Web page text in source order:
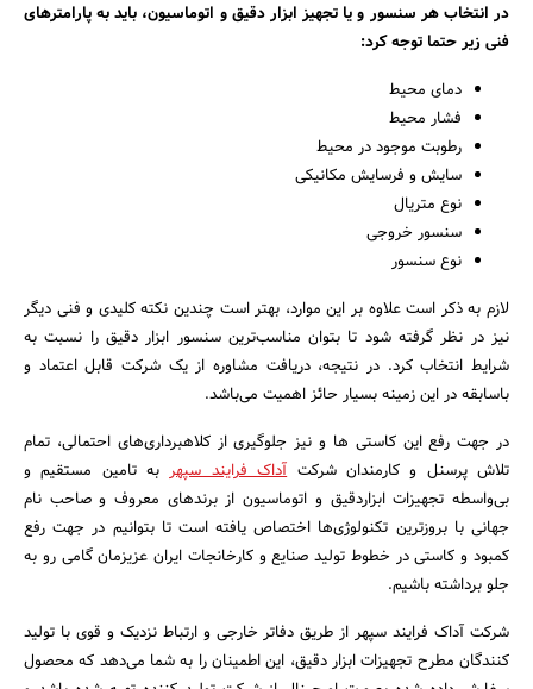
در انتخاب هر سنسور و یا تجهیز ابزار دقیق و اتوماسیون، باید به پارامترهای
فنی زیر حتما توجه کرد:
دمای محیط
فشار محیط
رطوبت موجود در محیط
سایش و فرسایش مکانیکی
نوع متریال
سنسور خروجی
نوع سنسور
لازم به ذکر است علاوه بر این موارد، بهتر است چندین نکته کلیدی و فنی دیگر
نیز در نظر گرفته شود تا بتوان مناسب‌ترین سنسور ابزار دقیق را نسبت به
شرایط انتخاب کرد. در نتیجه، دریافت مشاوره از یک شرکت قابل اعتماد و
باسابقه در این زمینه بسیار حائز اهمیت می‌باشد.
در جهت رفع این کاستی ها و نیز جلوگیری از کلاهبرداری‌های احتمالی، تمام
تلاش پرسنل و کارمندان شرکتآداک فرایند سپهربه تامین مستقیم و
بی‌واسطه تجهیزات ابزاردقیق و اتوماسیون از برند‌های معروف و صاحب نام
جهانی با بروزترین تکنولوژی‎‌ها اختصاص یافته است تا بتوانیم در جهت رفع
کمبود و کاستی در خطوط تولید صنایع و کارخانجات ایران عزیزمان گامی رو به
جلو برداشته باشیم.
شرکت آداک فرایند سپهر از طریق دفاتر خارجی و ارتباط نزدیک و قوی با تولید
کنندگان مطرح تجهیزات ابزار دقیق، این اطمینان را به شما می‌دهد که محصول